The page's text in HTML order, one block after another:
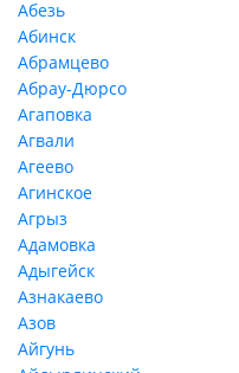
Абезь
Абинск
Абрамцево
Абрау-Дюрсо
Агаповка
Агвали
Агеево
Агинское
Агрыз
Адамовка
Адыгейск
Азнакаево
Азов
Айгунь